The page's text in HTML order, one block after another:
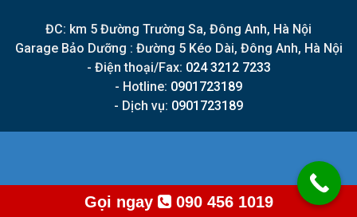
ĐC: km 5 Đường Trường Sa, Đông Anh, Hà Nội
Garage Bảo Dưỡng : Đường 5 Kéo Dài, Đông Anh, Hà Nội
- Điện thoại/Fax: 024 3212 7233
- Hotline: 0901723189
- Dịch vụ: 0901723189
Gọi ngay 090 456 1019